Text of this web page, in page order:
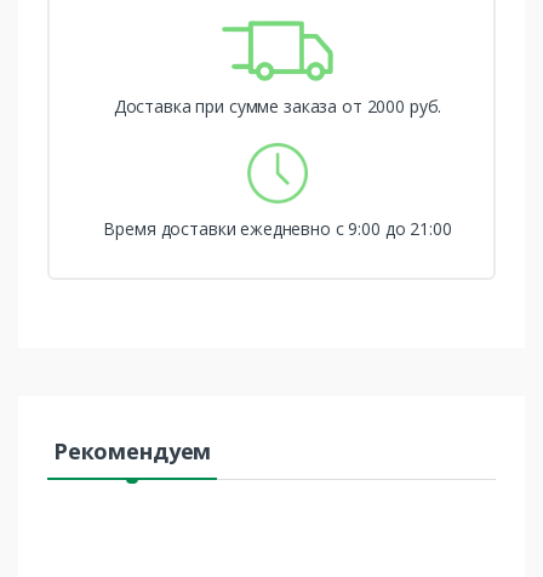
Доставка при сумме заказа от 2000 руб.
Время доставки ежедневно с 9:00 до 21:00
Рекомендуем